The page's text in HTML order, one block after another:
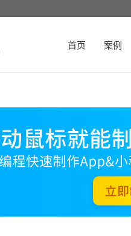
首页 案例